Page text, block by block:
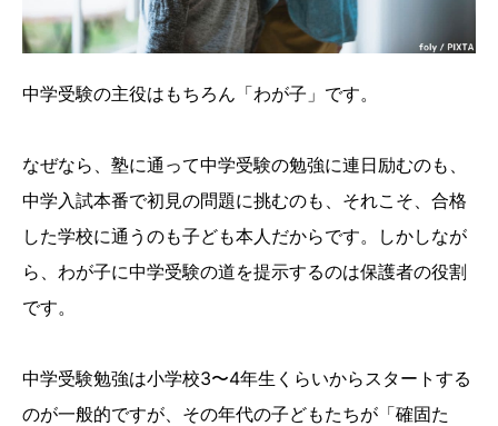
中学受験の主役はもちろん「わが子」です。
なぜなら、塾に通って中学受験の勉強に連日励むのも、
中学入試本番で初見の問題に挑むのも、それこそ、合格
した学校に通うのも子ども本人だからです。しかしなが
ら、わが子に中学受験の道を提示するのは保護者の役割
です。
中学受験勉強は小学校3〜4年生くらいからスタートする
のが一般的ですが、その年代の子どもたちが「確固た